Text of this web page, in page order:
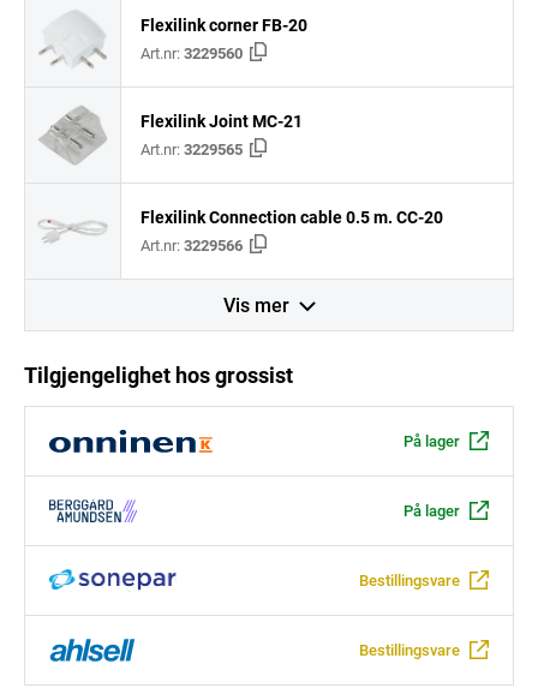
Flexilink corner FB-20
Art.nr:3229560
Flexilink Joint MC-21
Art.nr:3229565
Flexilink Connection cable 0.5 m. CC-20
Art.nr:3229566
Vis mer
Tilgjengelighet hos grossist
På lager
På lager
Bestillingsvare
Bestillingsvare